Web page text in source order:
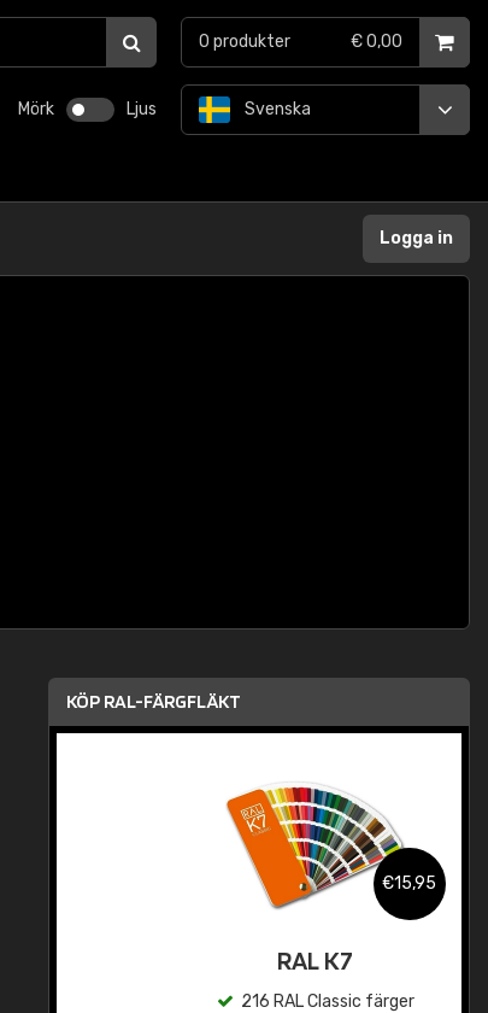
Mörk Ljus Svenska
0 produkter € 0,00
Logga in
KÖP RAL-FÄRGFLÄKT
€15,95
RAL K7
216 RAL Classic färger